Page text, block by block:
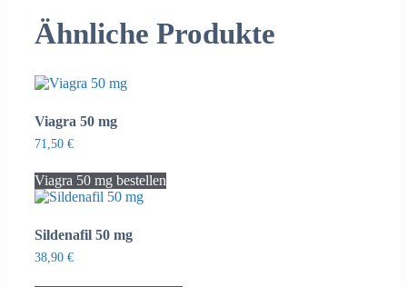
Ähnliche Produkte
Viagra 50 mg
71,50 €
Viagra 50 mg bestellen
Sildenafil 50 mg
38,90 €